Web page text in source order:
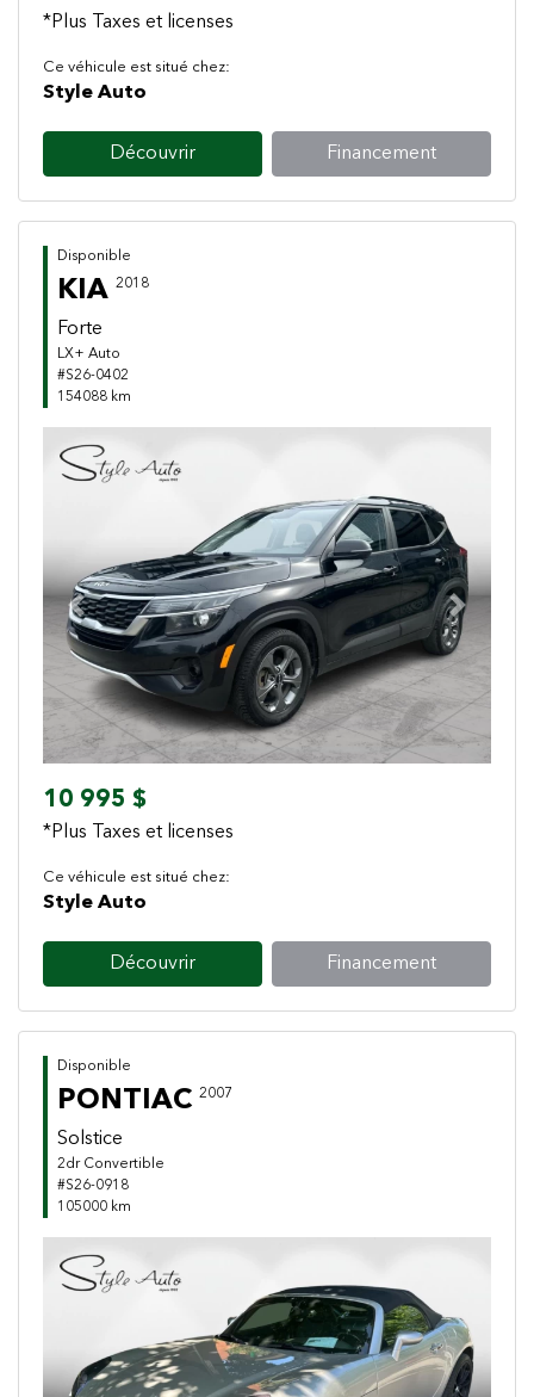
*Plus Taxes et licenses
Ce véhicule est situé chez:
Style Auto
Découvrir Financement
Disponible
KIA 2018
Forte
LX+ Auto
#S26-0402
154088 km
Previous Next
10 995 $
*Plus Taxes et licenses
Ce véhicule est situé chez:
Style Auto
Découvrir Financement
Disponible
PONTIAC 2007
Solstice
2dr Convertible
#S26-0918
105000 km